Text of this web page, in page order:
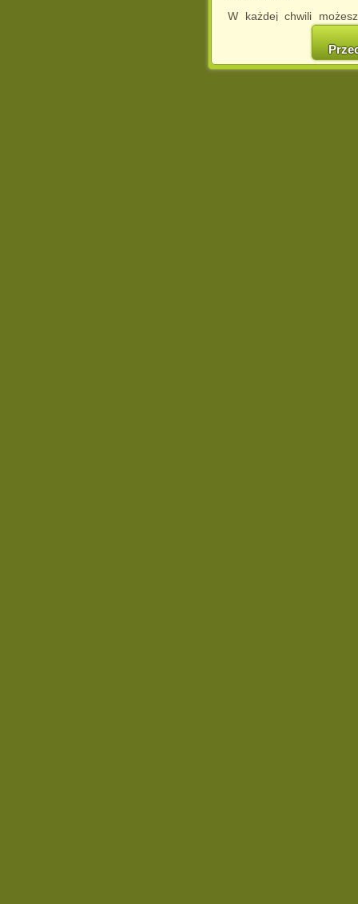
W każdej chwili
cookies w swojej
w naszej
http://chomikuj.pl/